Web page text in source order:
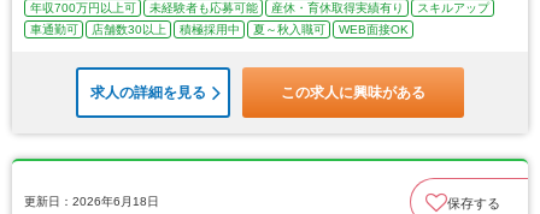
年収700万円以上可 未経験者も応募可能 産休・育休取得実績有り
スキルアップ
車通勤可
店舗数30以上 積極採用中 夏～秋入職可 WEB面接OK
求人の詳細を見る この求人に興味がある
更新日：2026年6月18日 保存する